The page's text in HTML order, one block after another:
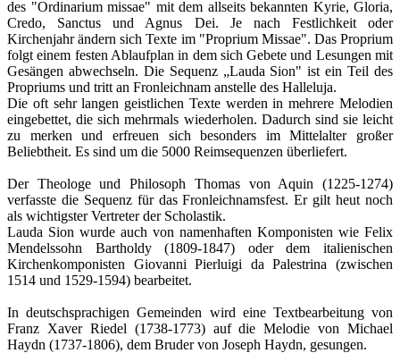
des "Ordinarium missae" mit dem allseits bekannten Kyrie, Gloria,
Credo, Sanctus und Agnus Dei. Je nach Festlichkeit oder
Kirchenjahr ändern sich Texte im "Proprium Missae". Das Proprium
folgt einem festen Ablaufplan in dem sich Gebete und Lesungen mit
Gesängen abwechseln. Die Sequenz „Lauda Sion" ist ein Teil des
Propriums und tritt an Fronleichnam anstelle des Halleluja.
Die oft sehr langen geistlichen Texte werden in mehrere Melodien
eingebettet, die sich mehrmals wiederholen. Dadurch sind sie leicht
zu merken und erfreuen sich besonders im Mittelalter großer
Beliebtheit. Es sind um die 5000 Reimsequenzen überliefert.
Der Theologe und Philosoph Thomas von Aquin (1225-1274)
verfasste die Sequenz für das Fronleichnamsfest. Er gilt heut noch
als wichtigster Vertreter der Scholastik.
Lauda Sion wurde auch von namenhaften Komponisten wie Felix
Mendelssohn Bartholdy (1809-1847) oder dem italienischen
Kirchenkomponisten Giovanni Pierluigi da Palestrina (zwischen
1514 und 1529-1594) bearbeitet.
In deutschsprachigen Gemeinden wird eine Textbearbeitung von
Franz Xaver Riedel (1738-1773) auf die Melodie von Michael
Haydn (1737-1806), dem Bruder von Joseph Haydn, gesungen.